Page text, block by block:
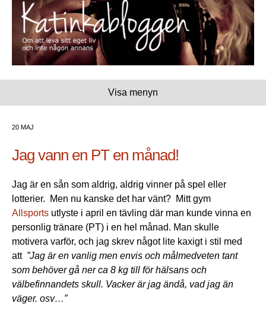
Visa menyn
20 MAJ
Jag vann en PT en månad!
Jag är en sån som aldrig, aldrig vinner på spel eller
lotterier. Men nu kanske det har vänt? Mitt gym
Allsports utlyste i april en tävling där man kunde vinna en
personlig tränare (PT) i en hel månad. Man skulle
motivera varför, och jag skrev något lite kaxigt i stil med
att ”Jag är en vanlig men envis och målmedveten tant
som behöver gå ner ca 8 kg till för hälsans och
välbefinnandets skull. Vacker är jag ändå, vad jag än
väger. osv…”